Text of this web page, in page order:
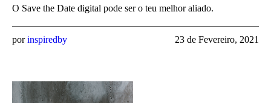
O Save the Date digital pode ser o teu melhor aliado.
23 de Fevereiro, 2021
porinspiredby